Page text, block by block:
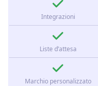
Integrazioni
Liste d’attesa
Marchio personalizzato